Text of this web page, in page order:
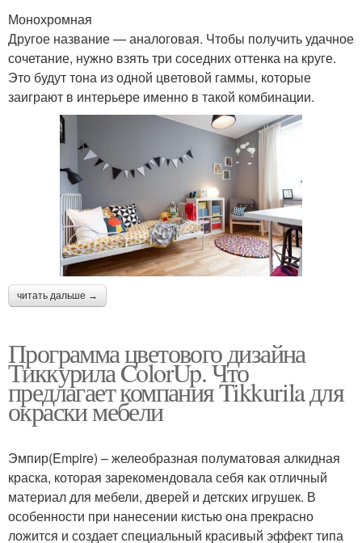
Монохромная
Другое название — аналоговая. Чтобы получить удачное
сочетание, нужно взять три соседних оттенка на круге.
Это будут тона из одной цветовой гаммы, которые
заиграют в интерьере именно в такой комбинации.
читать дальше →
Программа цветового дизайна
Тиккурила ColorUp. Что
предлагает компания Tikkurila для
окраски мебели
Эмпир(Empire) – желеобразная полуматовая алкидная
краска, которая зарекомендовала себя как отличный
материал для мебели, дверей и детских игрушек. В
особенности при нанесении кистью она прекрасно
ложится и создает специальный красивый эффект типа